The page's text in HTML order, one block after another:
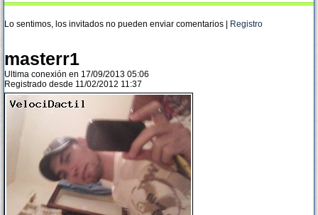
Lo sentimos, los invitados no pueden enviar comentarios | Registro
masterr1
Ultima conexión en 17/09/2013 05:06
Registrado desde 11/02/2012 11:37